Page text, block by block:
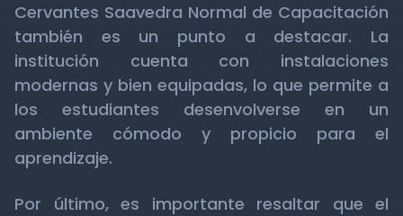
Cervantes Saavedra Normal de Capacitación
también es un punto a destacar. La
institución cuenta con instalaciones
modernas y bien equipadas, lo que permite a
los estudiantes desenvolverse en un
ambiente cómodo y propicio para el
aprendizaje.
Por último, es importante resaltar que el